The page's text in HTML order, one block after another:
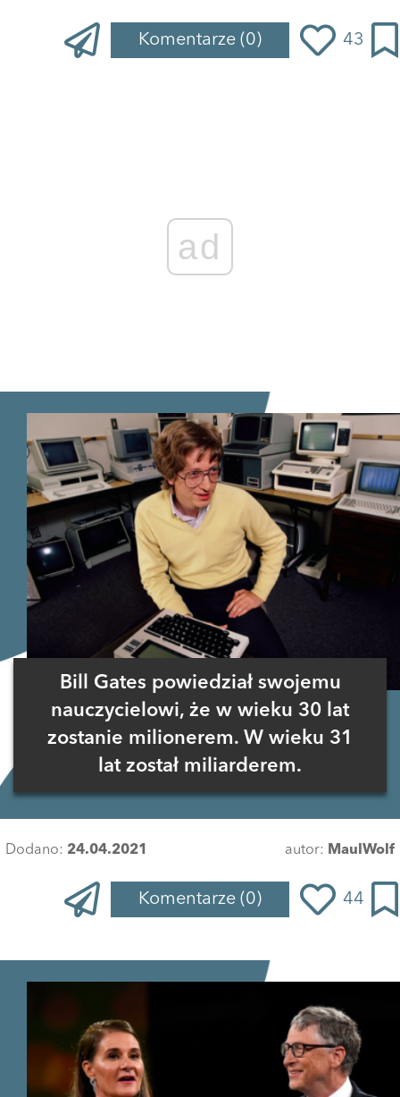
Komentarze (0) 43
ad
Bill Gates powiedział swojemu
nauczycielowi, że w wieku 30 lat
zostanie milionerem. W wieku 31
lat został miliarderem.
Dodano: 24.04.2021 autor: MaulWolf
Komentarze (0) 44